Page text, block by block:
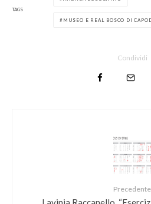
TAGS
MUSEO E REAL BOSCO DI
Condividi
Precedente
Lavinia Raccanello,